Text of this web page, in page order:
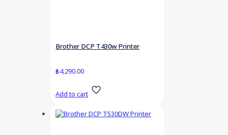
Brother DCP T430w Printer
฿4,290.00
Add to cart